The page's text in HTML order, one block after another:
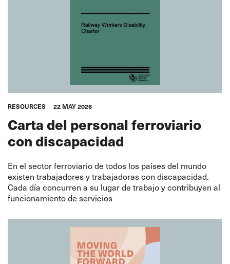
RESOURCES 22 MAY 2026
Carta del personal ferroviario
con discapacidad
En el sector ferroviario de todos los países del mundo
existen trabajadores y trabajadoras con discapacidad.
Cada día concurren a su lugar de trabajo y contribuyen al
funcionamiento de servicios